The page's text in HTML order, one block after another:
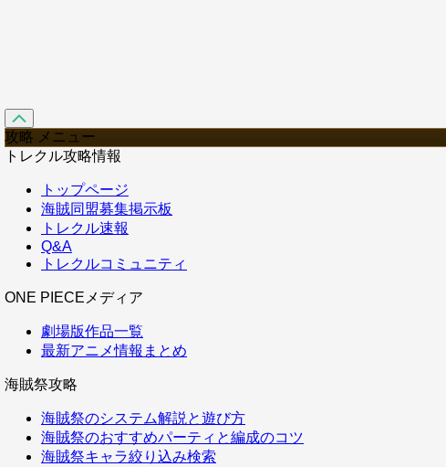
攻略 メニュー
トレクル攻略情報
トップページ
海賊同盟募集掲示板
トレクル速報
Q&A
トレクルコミュニティ
ONE PIECEメディア
劇場版作品一覧
最新アニメ情報まとめ
海賊祭攻略
海賊祭のシステム解説と遊び方
海賊祭のおすすめパーティと編成のコツ
海賊祭キャラ絞り込み検索